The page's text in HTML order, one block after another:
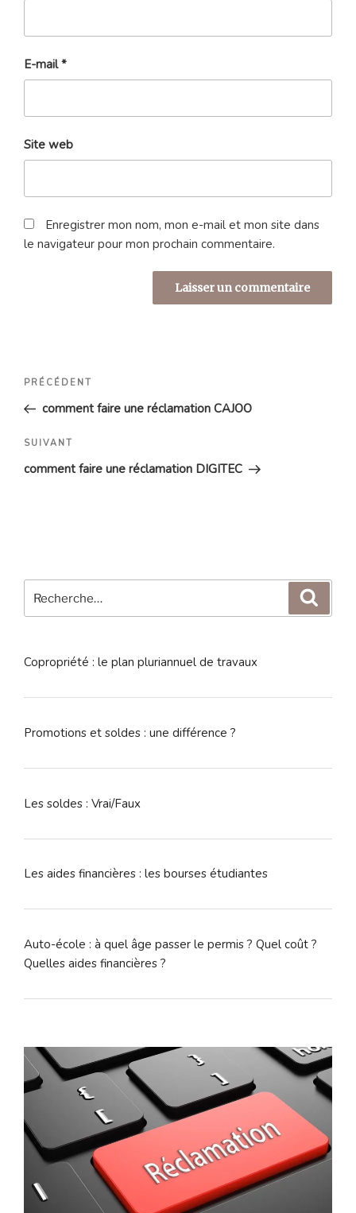
E-mail*
Site web
Enregistrer mon nom, mon e-mail et mon site dans
le navigateur pour mon prochain commentaire.
Navigation
l’article
Article
précédent
PRÉCÉDENT
comment faire une réclamation CAJOO
Article
suivant
SUIVANT
comment faire une réclamation DIGITEC
pour
Copropriété : le plan pluriannuel de travaux
Promotions et soldes : une différence ?
Les soldes : Vrai/Faux
Les aides financières : les bourses étudiantes
Auto-école : à quel âge passer le permis ? Quel coût ?
Quelles aides financières ?